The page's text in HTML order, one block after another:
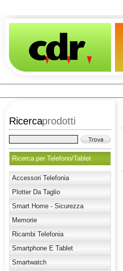
Ricercaprodotti
Ricerca per Telefono/Tablet
Accessori Telefonia
Plotter Da Taglio
Smart Home - Sicurezza
Memorie
Ricambi Telefonia
Smartphone E Tablet
Smartwatch